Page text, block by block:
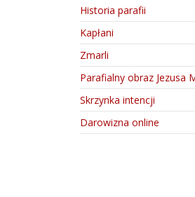
Historia parafii
Kapłani
Zmarli
Parafialny obraz Jezusa
Skrzynka intencji
Darowizna online